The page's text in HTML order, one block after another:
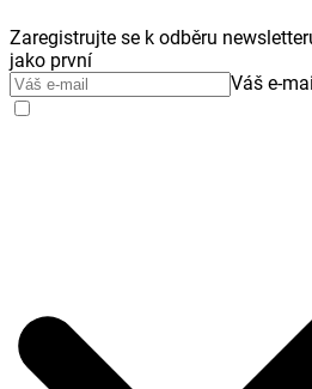
Zaregistrujte se k odběru
jako první
Váš e-